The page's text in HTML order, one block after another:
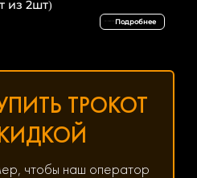
из 2шт)
Подробнее
ТРОКОТ
чтобы наш оператор